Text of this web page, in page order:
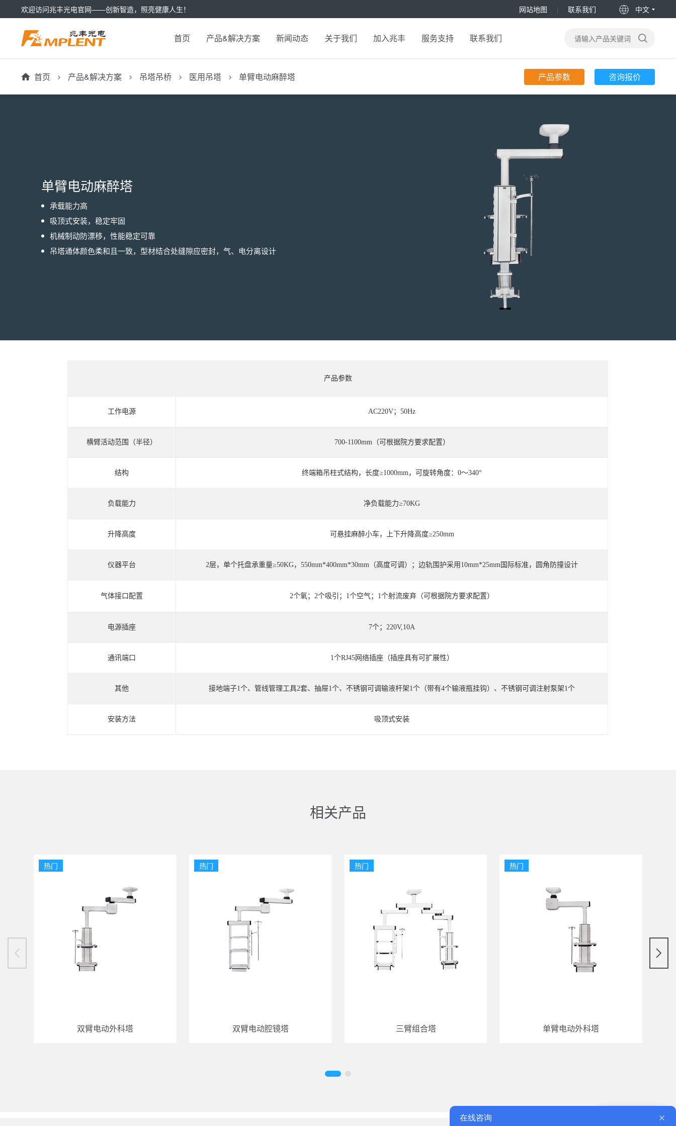
欢迎访问兆丰光电官网——创新智造，照亮健康人生！ 网站地图 联系我们 中文
首页 产品&解决方案 新闻动态 关于我们 加入兆丰 服务支持 联系我们
首页 产品&解决方案 吊塔吊桥 医用吊塔 单臂电动麻醉塔 产品参数 咨询报价
单臂电动麻醉塔
承载能力高
吸顶式安装，稳定牢固
机械制动防漂移，性能稳定可靠
吊塔通体颜色柔和且一致，型材结合处缝隙应密封，气、电分离设计
产品参数
工作电源 AC220V；50Hz
横臂活动范围（半径） 700-1100mm（可根据院方要求配置）
结构 终端箱吊柱式结构，长度≥1000mm，可旋转角度：0～340°
负载能力 净负载能力≥70KG
升降高度 可悬挂麻醉小车，上下升降高度≥250mm
仪器平台 2层，单个托盘承重量≥50KG，550mm*400mm*30mm（高度可调）；边轨围护采用10mm*25mm国际标准，圆角防撞设计
气体接口配置 2个氧；2个吸引；1个空气；1个射流废弃（可根据院方要求配置）
电源插座 7个；220V,10A
通讯端口 1个RJ45网络插座（插座具有可扩展性）
其他 接地端子1个、管线管理工具2套、抽屉1个、不锈钢可调输液杆架1个（带有4个输液瓶挂钩）、不锈钢可调注射泵架1个
安装方法 吸顶式安装
相关产品
热门
双臂电动外科塔
热门
双臂电动腔镜塔
热门
三臂组合塔
热门
单臂电动外科塔
咨询报价